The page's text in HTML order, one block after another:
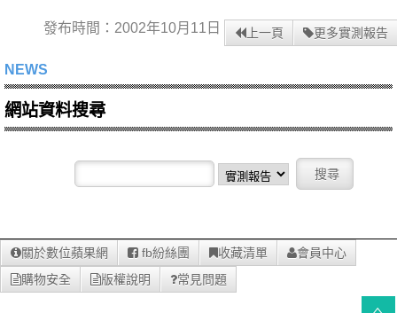
發布時間：2002年10月11日 上一頁 更多實測報告
NEWS
網站資料搜尋
關於數位蘋果網 fb紛絲團 收藏清單
會員中心
購物安全
版權說明 常見問題